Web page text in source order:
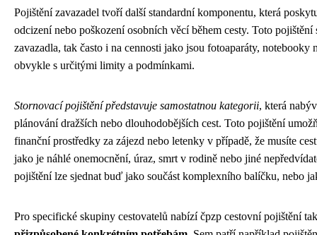
Pojištění zavazadel tvoří další standardní komponentu, která
odcizení nebo poškození osobních věcí během cesty. Toto pojištění
zavazadla, tak často i na cennosti jako jsou fotoaparáty,
obvykle s určitými limity a podmínkami.
Stornovací pojištění představuje samostatnou kategorii, která
plánování dražších nebo dlouhodobějších cest. Toto pojištění
finanční prostředky za zájezd nebo letenky v případě, že musíte
jako je náhlé onemocnění, úraz, smrt v rodině nebo jiné
pojištění lze sjednat buď jako součást komplexního balíčku, nebo
Pro specifické skupiny cestovatelů nabízí čpzp cestovní pojištění